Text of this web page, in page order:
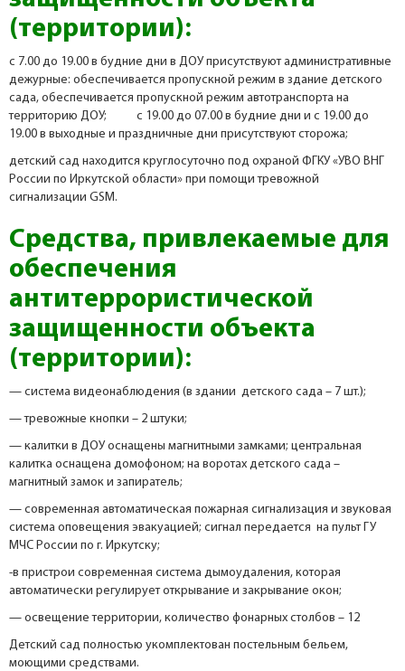
(территории):
с 7.00 до 19.00 в будние дни в ДОУ присутствуют административные
дежурные: обеспечивается пропускной режим в здание детского
сада, обеспечивается пропускной режим автотранспорта на
территорию ДОУ; с 19.00 до 07.00 в будние дни и с 19.00 до
19.00 в выходные и праздничные дни присутствуют сторожа;
детский сад находится круглосуточно под охраной ФГКУ «УВО ВНГ
России по Иркутской области» при помощи тревожной
сигнализации GSM.
Средства, привлекаемые для
обеспечения
антитеррористической
защищенности объекта
(территории):
— система видеонаблюдения (в здании детского сада – 7 шт.);
— тревожные кнопки – 2 штуки;
— калитки в ДОУ оснащены магнитными замками; центральная
калитка оснащена домофоном; на воротах детского сада –
магнитный замок и запиратель;
— современная автоматическая пожарная сигнализация и звуковая
система оповещения эвакуацией; сигнал передается на пульт ГУ
МЧС России по г. Иркутску;
-в пристрои современная система дымоудаления, которая
автоматически регулирует открывание и закрывание окон;
— освещение территории, количество фонарных столбов – 12
Детский сад полностью укомплектован постельным бельем,
моющими средствами.